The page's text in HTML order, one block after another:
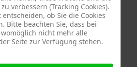
verbessern (Tracking Cookies).
ob Sie die Cookies
Bitte beachten Sie, dass bei
nicht mehr alle
Seite zur Verfügung stehen.